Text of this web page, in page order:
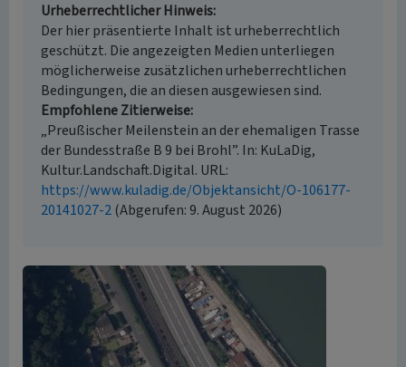
Urheberrechtlicher Hinweis
Der hier präsentierte Inhalt ist urheberrechtlich
geschützt. Die angezeigten Medien unterliegen
möglicherweise zusätzlichen urheberrechtlichen
Bedingungen, die an diesen ausgewiesen sind.
Empfohlene Zitierweise
„Preußischer Meilenstein an der ehemaligen Trasse
der Bundesstraße B 9 bei Brohl”. In: KuLaDig,
Kultur.Landschaft.Digital. URL:
https://www.kuladig.de/Objektansicht/O-106177-
20141027-2(Abgerufen: 9. August 2026)